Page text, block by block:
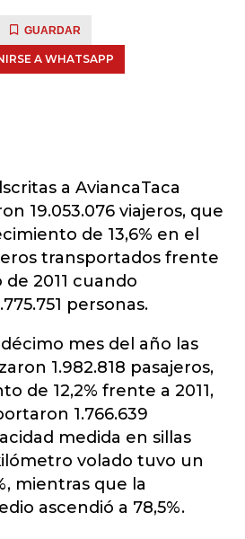
GUARDAR
A WHATSAPP
a AviancaTaca
19.053.076 viajeros, que
de 13,6% en el
transportados frente
2011 cuando
personas.
mes del año las
1.982.818 pasajeros,
de 12,2% frente a 2011,
1.766.639
medida en sillas
volado tuvo un
mientras que la
ascendió a 78,5%.